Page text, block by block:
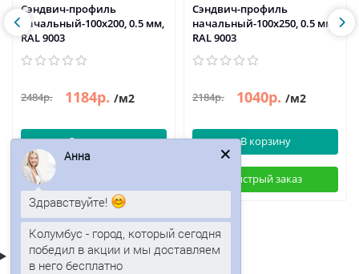
Сэндвич-профиль
начальный-100х200, 0.5 мм,
RAL 9003
2484р. 1184р. /м2
В корзину
Сэндвич-профиль
начальный-100х250, 0.5 мм,
RAL 9003
2184р. 1040р. /м2
В корзину
Быстрый заказ
Анна
Здравствуйте!
Колумбус - город, который сегодня
победил в акции и мы доставляем
в него бесплатно